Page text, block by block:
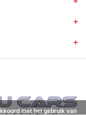
met het gebruik van